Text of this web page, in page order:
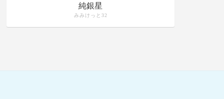
純銀星
みみけっと32